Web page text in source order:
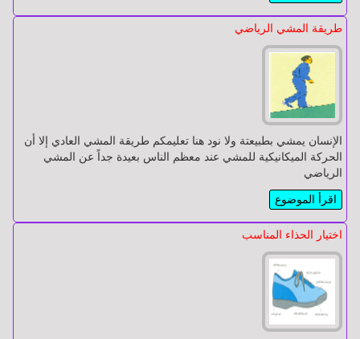
أذن
حنجرة
الغـدد
أمراض
الدم
الأمراض
التناسلية
المُعدية
أذن
حنجرة
الغـدد
أمراض
الدم
الأمراض
التناسلية
المُعدية
طريقة المشي الرياضي
الإنسان يمشي بطبيعتة ولا نود هنا تعليمكم طريقة المشي العادي إلا أن
الحركة الميكانيكية للمشي عند معظم الناس بعيدة جداً عن المشي
الرياضي
اقرأ الموضوع
اختيار الحذاء المناسب